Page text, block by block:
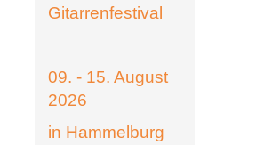
Gitarrenfestival
09. - 15. August
2026
in Hammelburg